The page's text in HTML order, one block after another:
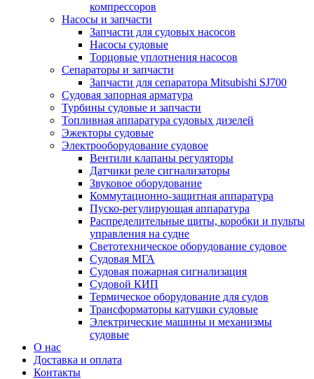
компрессоров
Насосы и запчасти
Запчасти для судовых насосов
Насосы судовые
Торцовые уплотнения насосов
Сепараторы и запчасти
Запчасти для сепаратора Mitsubishi SJ700
Судовая запорная арматура
Турбины судовые и запчасти
Топливная аппаратура судовых дизелей
Эжекторы судовые
Электрооборудование судовое
Вентили клапаны регуляторы
Датчики реле сигнализаторы
Звуковое оборудование
Коммутационно-защитная аппаратура
Пуско-регулирующая аппаратура
Распределительные щиты, коробки и пульты
управления на судне
Светотехническое оборудование судовое
Судовая МГА
Судовая пожарная сигнализация
Судовой КИП
Термическое оборудование для судов
Трансформаторы катушки судовые
Электрические машины и механизмы
судовые
О нас
Доставка и оплата
Контакты